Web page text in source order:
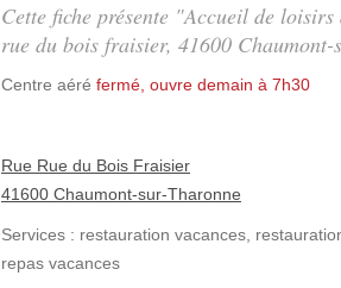
Cette fiche présente "Accueil de
rue du bois fraisier, 41600 Chaumont-
Centre aéré fermé, ouvre demain à 7h30
Rue Rue du Bois Fraisier
41600 Chaumont-sur-Tharonne
Services : restauration vacances
repas vacances